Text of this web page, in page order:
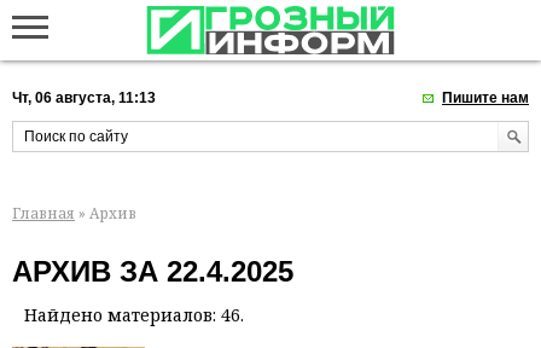
Чт, 06 августа, 11:13 Пишите нам
Главная » Архив
АРХИВ ЗА 22.4.2025
Найдено материалов: 46.